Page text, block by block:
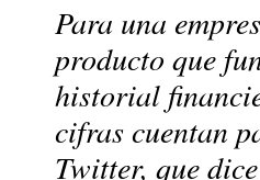
Para una
producto que
historial
cifras cuentan
Twitter, que